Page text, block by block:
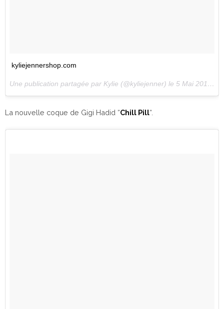
kyliejennershop.com
Une publication partagée par Kylie (@kyliejenner) le 5 Mai 2017 à 12h12 PDT
La nouvelle coque de Gigi Hadid “Chill Pill“.